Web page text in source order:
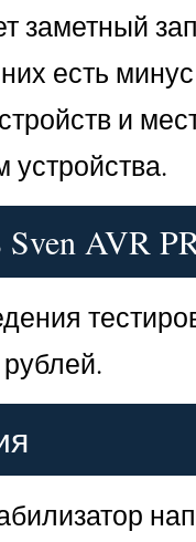
заметный
есть
и
AVR